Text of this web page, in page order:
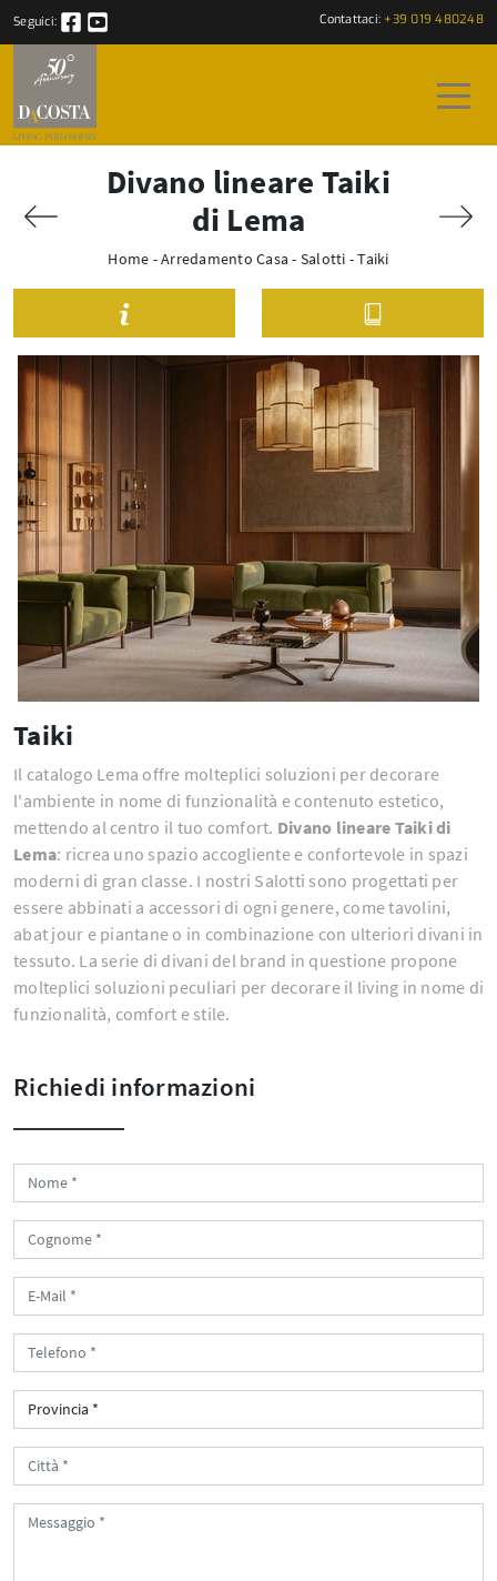
Seguici: Contattaci: +39 019 480248
Divano lineare Taiki
di Lema
Home -Arredamento Casa - Salotti -Taiki
Taiki
Il catalogo Lema offre molteplici soluzioni per decorare
l'ambiente in nome di funzionalità e contenuto estetico,
mettendo al centro il tuo comfort. Divano lineare Taiki di
Lema: ricrea uno spazio accogliente e confortevole in spazi
moderni di gran classe. I nostri Salotti sono progettati per
essere abbinati a accessori di ogni genere, come tavolini,
abat jour e piantane o in combinazione con ulteriori divani in
tessuto. La serie di divani del brand in questione propone
molteplici soluzioni peculiari per decorare il living in nome di
funzionalità, comfort e stile.
Richiedi informazioni